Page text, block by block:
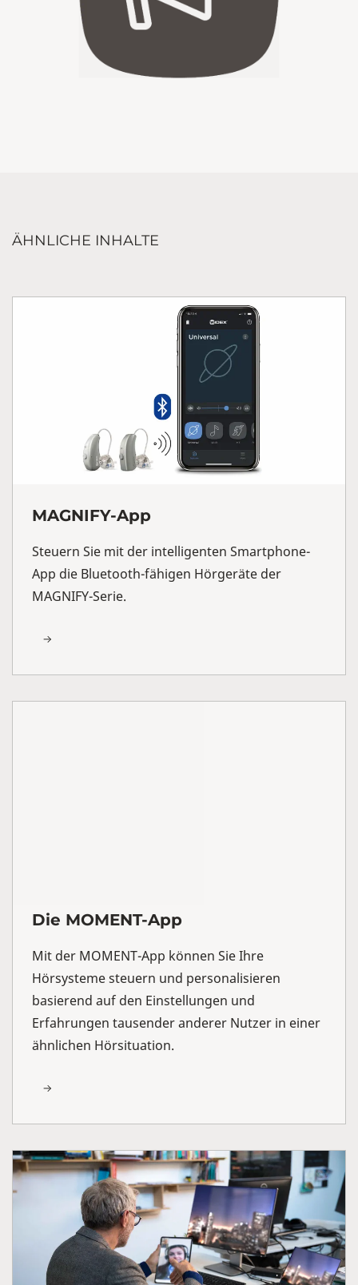
ÄHNLICHE INHALTE
MAGNIFY-App
Steuern Sie mit der intelligenten Smartphone-
App die Bluetooth-fähigen Hörgeräte der
MAGNIFY-Serie.
Die MOMENT-App
Mit der MOMENT-App können Sie Ihre
Hörsysteme steuern und personalisieren
basierend auf den Einstellungen und
Erfahrungen tausender anderer Nutzer in einer
ähnlichen Hörsituation.